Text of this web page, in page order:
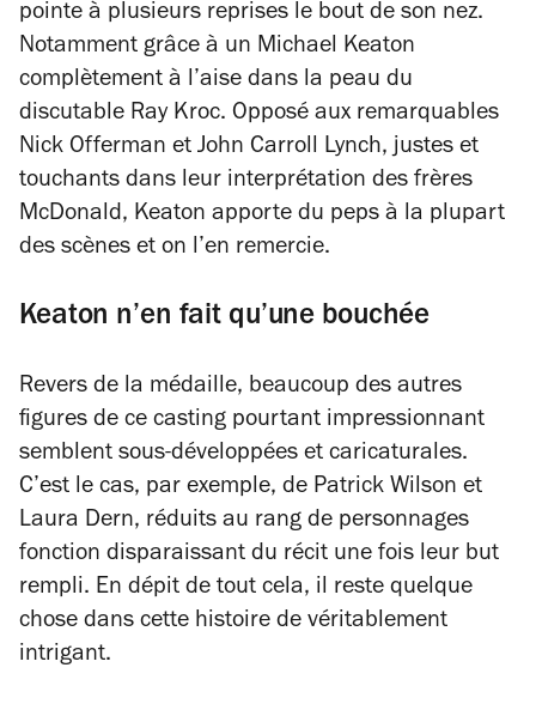
pointe à plusieurs reprises le bout de son nez.
Notamment grâce à un Michael Keaton
complètement à l’aise dans la peau du
discutable Ray Kroc. Opposé aux remarquables
Nick Offerman et John Carroll Lynch, justes et
touchants dans leur interprétation des frères
McDonald, Keaton apporte du peps à la plupart
des scènes et on l’en remercie.
Keaton n’en fait qu’une bouchée
Revers de la médaille, beaucoup des autres
figures de ce casting pourtant impressionnant
semblent sous-développées et caricaturales.
C’est le cas, par exemple, de Patrick Wilson et
Laura Dern, réduits au rang de personnages
fonction disparaissant du récit une fois leur but
rempli. En dépit de tout cela, il reste quelque
chose dans cette histoire de véritablement
intrigant.